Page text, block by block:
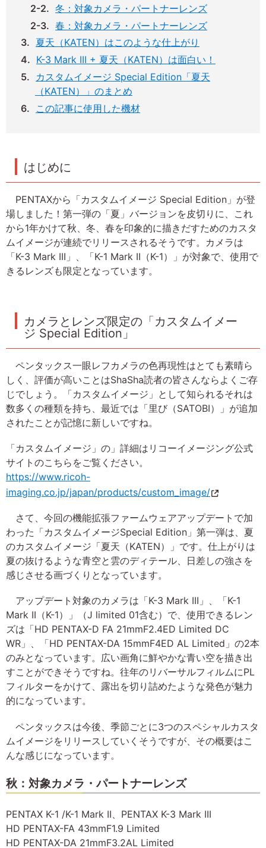
冬：対象カメラ・パートナーレンズ
春：対象カメラ・パートナーレンズ
夏天（KATEN）はこのような仕上がり
K-3 Mark III + 夏天（KATEN）は面白い！
カスタムイメージ Special Edition「夏天
（KATEN）」のまとめ
この記事に使用した機材
はじめに
PENTAXから「カスタムイメージ Special Edition」が登
場しました！第一弾の「夏」バージョンを皮切りに、これ
から1年かけて秋、冬、春を印象的に描きだすためのカスタ
ムイメージが連続でリリースされるそうです。カメラは
「K-3 Mark III」、「K-1 Mark II（K-1）」が対象で、使用で
きるレンズも限定となっています。
カメラとレンズ限定の「カスタムイメー
ジ Special Edition」
ペンタックス一眼レフカメラの色再現性はとても素晴ら
しく、評価が高いことはShaSha読者の皆さんならよくご存
じでしょう。「カスタムイメージ」として知られるそれは
数多くの種類を持ち、最近では「里び（SATOBI）」が追加
されたことが記憶に新しいですね。
「カスタムイメージ」の」詳細はリコーイメージング公式
サイトのこちらをご覧ください。
https://www.ricoh-
imaging.co.jp/japan/products/custom_image/
さて、今回の機能拡張ファームウェアアップデートで加
わった「カスタムイメージSpecial Edition」第一弾は、夏
のカスタムイメージ「夏天（KATEN）」です。仕上がりは
夏の抜けるような青空と雲のディテール、日差しの強さを
感じさせる画づくりとなっています。
アップデート対象のカメラは「K-3 Mark III」、「K-1
Mark II（K-1）」（J limited 01含む）で、使用できるレン
ズは「HD PENTAX-D FA 21mmF2.4ED Limited DC
WR」、「HD PENTAX-DA 15mmF4ED AL Limited」の2本
のみとなっています。広い画角に鮮やかな青い空を描き出
すことができそうですね。往年のリバーサルフィルムにPL
フィルターをかけて、露出を切り詰めたような発色が魅力
的になっています。
ペンタックスは今後、季節ごとに3つのスペシャルカスタ
ムイメージをリリースしていくそうですが、その概要はこ
んな感じになっています。
秋：対象カメラ・パートナーレンズ
PENTAX K-1 /K-1 Mark II、PENTAX K-3 Mark III
HD PENTAX-FA 43mmF1.9 Limited
HD PENTAX-DA 21mmF3.2AL Limited